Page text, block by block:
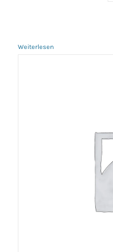
Weiterlesen